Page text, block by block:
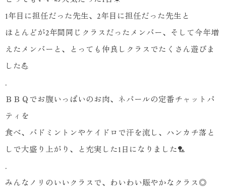
1年目に担任だった先生、2年目に担任だった先生と
ほとんどが2年間同じクラスだったメンバー、そして今年増
えたメンバーと、とっても仲良しクラスでたくさん遊びま
した💪
.
ＢＢＱでお腹いっぱいのお肉、ネパールの定番チャットパ
ティを
食べ、バドミントンやケイドロで汗を流し、ハンカチ落と
しで大盛り上がり、と充実した1日になりました🏸
.
みんなノリのいいクラスで、わいわい賑やかなクラス◎